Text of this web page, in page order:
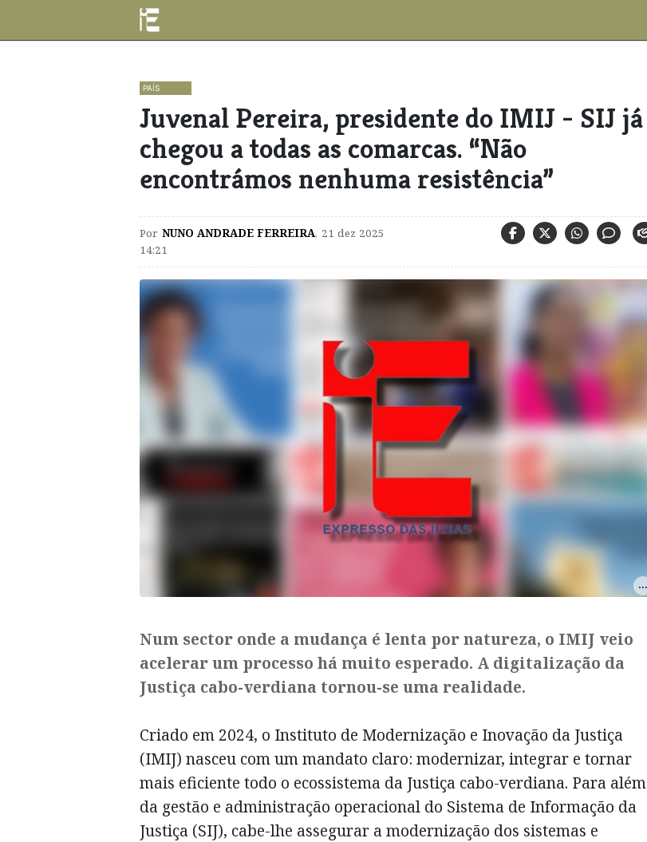
PAÍS
Juvenal Pereira, presidente do IMIJ - SIJ já
chegou a todas as comarcas. “Não
encontrámos nenhuma resistência”
Por NUNO ANDRADE FERREIRA, 21 dez 2025
14:21
Num sector onde a mudança é lenta por natureza, o IMIJ veio
acelerar um processo há muito esperado. A digitalização da
Justiça cabo-verdiana tornou-se uma realidade.
Criado em 2024, o Instituto de Modernização e Inovação da Justiça
(IMIJ) nasceu com um mandato claro: modernizar, integrar e tornar
mais eficiente todo o ecossistema da Justiça cabo-verdiana. Para além
da gestão e administração operacional do Sistema de Informação da
Justiça (SIJ), cabe-lhe assegurar a modernização dos sistemas e